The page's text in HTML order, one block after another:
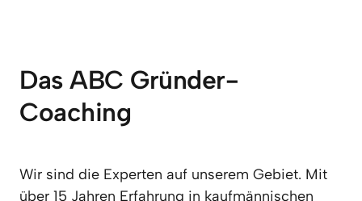
Das ABC Gründer-
Coaching
Wir sind die Experten auf unserem Gebiet. Mit
über 15 Jahren Erfahrung in kaufmännischen